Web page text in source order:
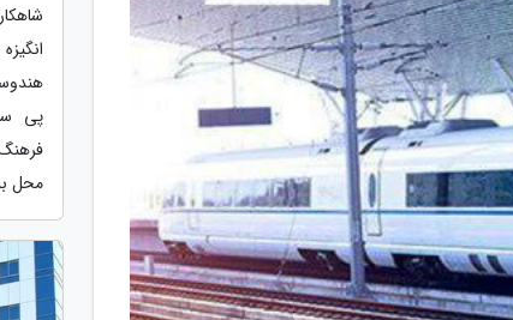
پی
محل